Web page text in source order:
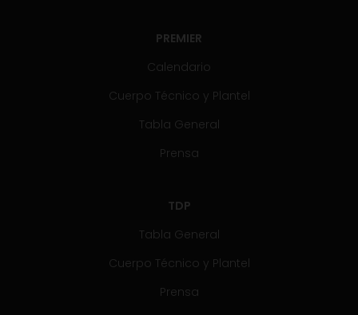
PREMIER
Calendario
Cuerpo Técnico y Plantel
Tabla General
Prensa
TDP
Tabla General
Cuerpo Técnico y Plantel
Prensa